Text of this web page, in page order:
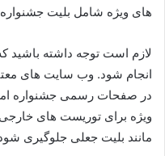
های ویژه شامل بلیت
لازم است توجه داشته باشید
انجام شود. وب سایت های
در صفحات رسمی جشنواره
ویژه برای توریست های
مانند بلیت جعلی جلوگیری